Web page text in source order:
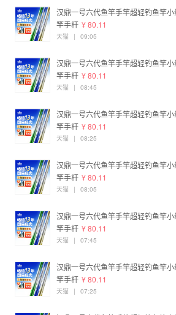
汉鼎一号六代鱼竿手竿超轻钓鱼竿
竿手杆 ¥ 80.11
天猫 | 09:05
汉鼎一号六代鱼竿手竿超轻钓鱼竿
竿手杆 ¥ 80.11
天猫 | 08:45
汉鼎一号六代鱼竿手竿超轻钓鱼竿
竿手杆 ¥ 80.11
天猫 | 08:25
汉鼎一号六代鱼竿手竿超轻钓鱼竿
竿手杆 ¥ 80.11
天猫 | 08:05
汉鼎一号六代鱼竿手竿超轻钓鱼竿
竿手杆 ¥ 80.11
天猫 | 07:45
汉鼎一号六代鱼竿手竿超轻钓鱼竿
竿手杆 ¥ 80.11
天猫 | 07:25